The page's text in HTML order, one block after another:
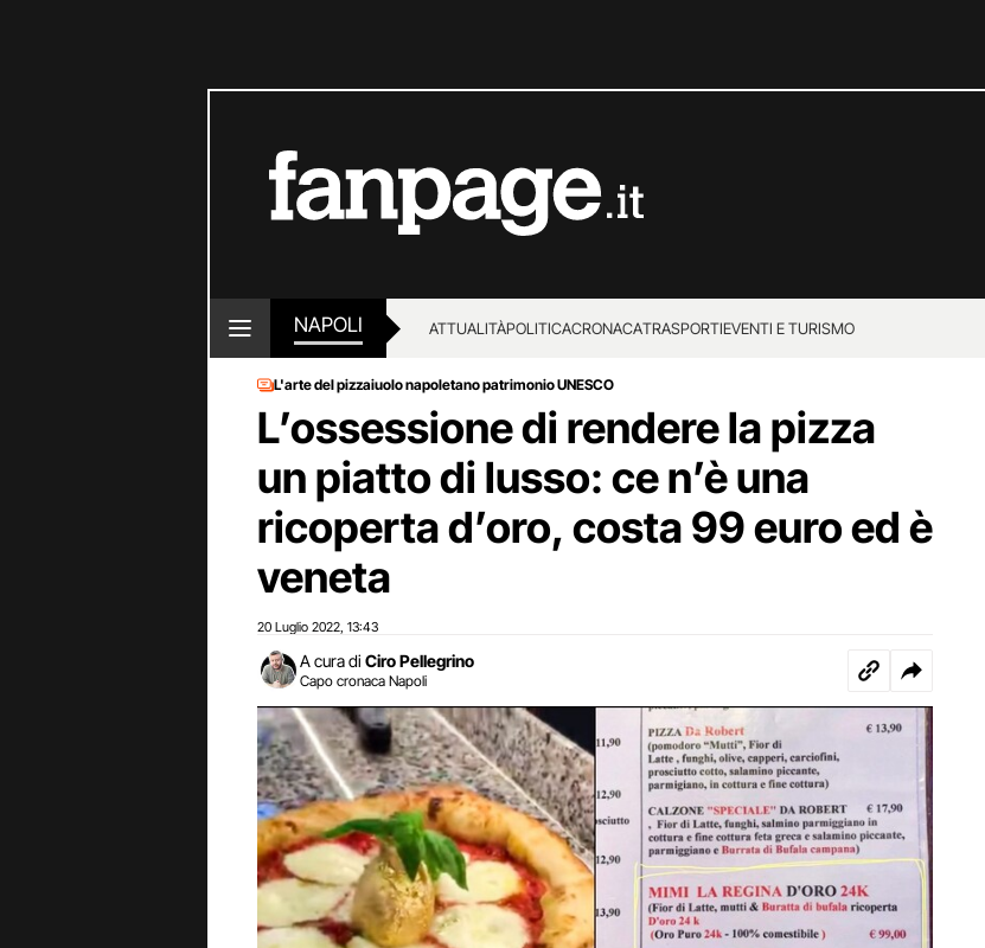
NAPOLI ATTUALITÀPOLITICACRONACATRASPORTIEVENTI E TURISMO
L'arte del pizzaiuolo napoletano patrimonio UNESCO
L’ossessione di rendere la pizza
un piatto di lusso: ce n’è una
ricoperta d’oro, costa 99 euro ed è
veneta
20 Luglio 2022 13:43
A cura di Ciro Pellegrino
Capo cronaca Napoli